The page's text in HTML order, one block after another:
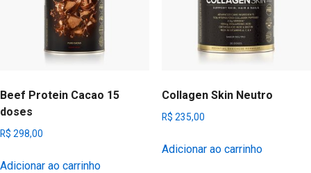
Beef Protein Cacao 15
doses
R$ 298,00
Adicionar ao carrinho
Collagen Skin Neutro
R$ 235,00
Adicionar ao carrinho